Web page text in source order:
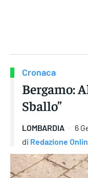
Cronaca
Bergamo:
Sballo”
LOMBARDIA
6
di Redazione